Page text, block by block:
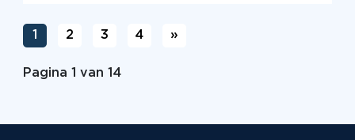
1 2 3 4 »
Pagina 1 van 14